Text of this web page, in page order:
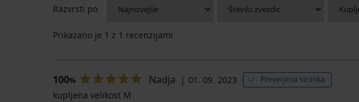
francoske
Linea
3+1
BREZPLAČNO
hlačke
7,69
BREZPLAČNO
Razvrsti po
Prikazano je 1 z 1 recenzijami
100% Nadja 01. 09. 2023 Preverjena stranka
kupljena velikost M